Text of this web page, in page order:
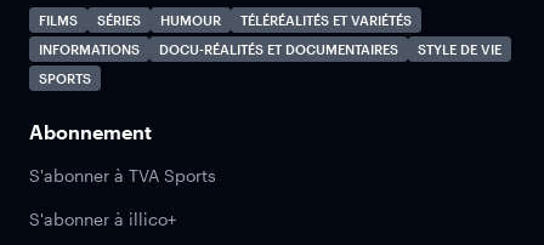
FILMS SÉRIES HUMOUR
TÉLÉRÉALITÉS ET VARIÉTÉS
INFORMATIONS
DOCU-RÉALITÉS ET DOCUMENTAIRES
STYLE DE VIE
SPORTS
Abonnement
S'abonner à TVA Sports
S'abonner à illico+